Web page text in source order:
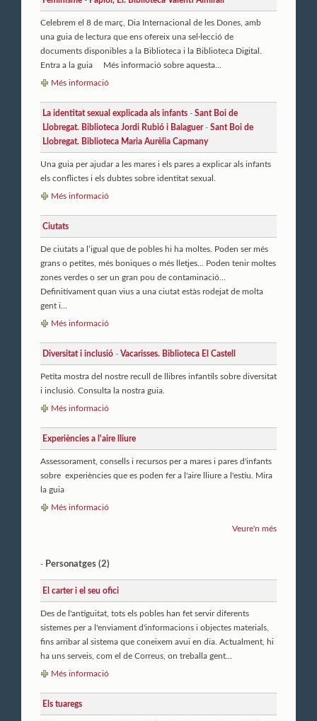
Celebrem el 8 de març, Dia Internacional de les Dones, amb
una guia de lectura que ens ofereix una sel·lecció de
documents disponibles a la Biblioteca i la Biblioteca Digital.
Entra a la guia Més informació sobre aquesta...
Més informació
La identitat sexual explicada als infants -Sant Boi de
Llobregat. Biblioteca Jordi Rubió i Balaguer-Sant Boi de
Llobregat. Biblioteca Maria Aurèlia Capmany
Una guia per ajudar a les mares i els pares a explicar als infants
els conflictes i els dubtes sobre identitat sexual.
Més informació
Ciutats
De ciutats a l’igual que de pobles hi ha moltes. Poden ser més
grans o petites, més boniques o més lletjes... Poden tenir moltes
zones verdes o ser un gran pou de contaminació...
Definitivament quan vius a una ciutat estàs rodejat de molta
gent i...
Més informació
Diversitat i inclusió -Vacarisses. Biblioteca El Castell
Petita mostra del nostre recull de llibres infantils sobre diversitat
i inclusió. Consulta la nostra guia.
Més informació
Experiències a l'aire lliure
Assessorament, consells i recursos per a mares i pares d'infants
sobre experiències que es poden fer a l'aire lliure a l'estiu. Mira
la guia
Més informació
Veure'n més
- Personatges (2)
El carter i el seu ofici
Des de l'antiguitat, tots els pobles han fet servir diferents
sistemes per a l'enviament d'informacions i objectes materials,
fins arribar al sistema que coneixem avui en dia. Actualment, hi
ha uns serveis, com el de Correus, on treballa gent...
Més informació
Els tuaregs